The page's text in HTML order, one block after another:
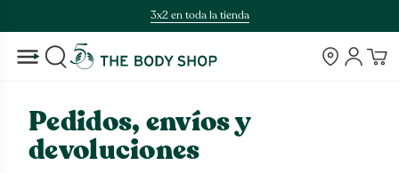
3x2 en toda la tienda
BUSCAR Tiendas
Cuenta
Pedidos, envíos y
devoluciones